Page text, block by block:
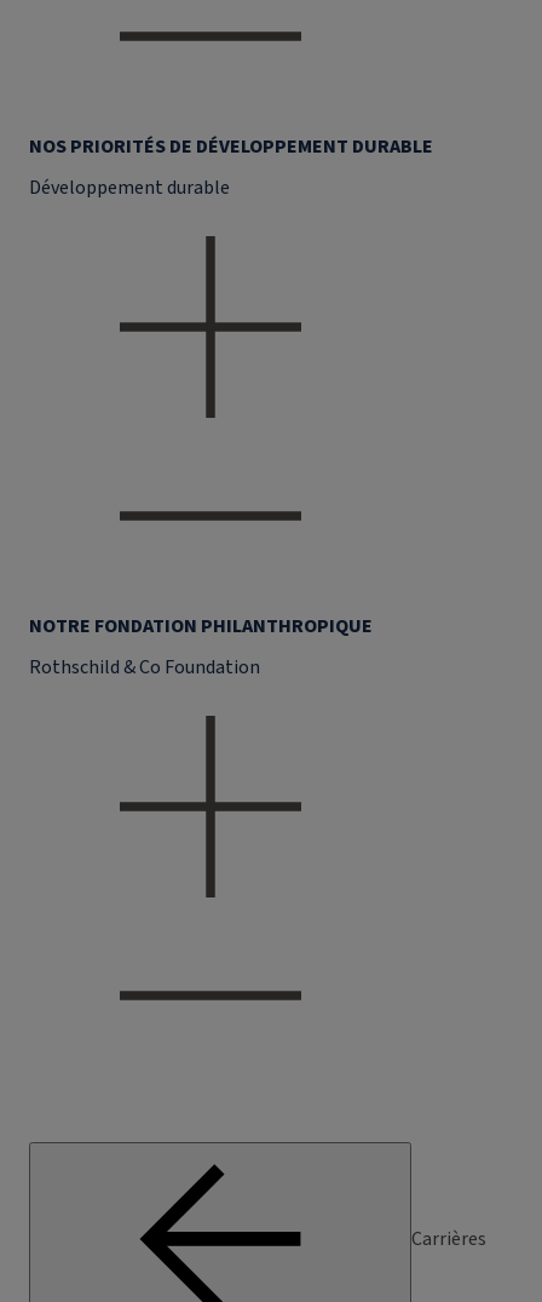
NOS PRIORITÉS DE DÉVELOPPEMENT DURABLE
Développement durable
NOTRE FONDATION PHILANTHROPIQUE
Rothschild & Co Foundation
Carrières